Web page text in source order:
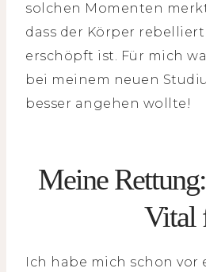
solchen Momenten
dass der Körper
erschöpft ist. Für mich
bei meinem neuen
besser angehen wollte!
Meine
Vital
Ich habe mich schon vor